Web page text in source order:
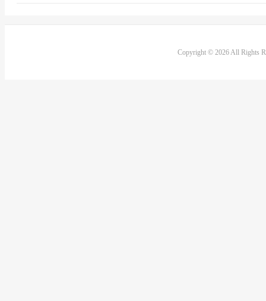
Copyright © 2026 All Rights